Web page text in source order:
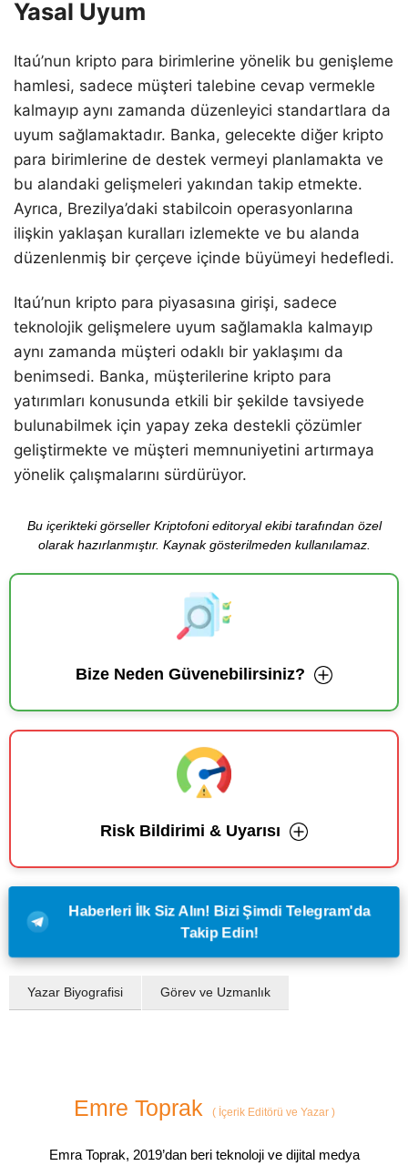
Yasal Uyum
Itaú’nun kripto para birimlerine yönelik bu genişleme
hamlesi, sadece müşteri talebine cevap vermekle
kalmayıp aynı zamanda düzenleyici standartlara da
uyum sağlamaktadır. Banka, gelecekte diğer kripto
para birimlerine de destek vermeyi planlamakta ve
bu alandaki gelişmeleri yakından takip etmekte.
Ayrıca, Brezilya’daki stabilcoin operasyonlarına
ilişkin yaklaşan kuralları izlemekte ve bu alanda
düzenlenmiş bir çerçeve içinde büyümeyi hedefledi.
Itaú’nun kripto para piyasasına girişi, sadece
teknolojik gelişmelere uyum sağlamakla kalmayıp
aynı zamanda müşteri odaklı bir yaklaşımı da
benimsedi. Banka, müşterilerine kripto para
yatırımları konusunda etkili bir şekilde tavsiyede
bulunabilmek için yapay zeka destekli çözümler
geliştirmekte ve müşteri memnuniyetini artırmaya
yönelik çalışmalarını sürdürüyor.
Bu içerikteki görseller Kriptofoni editoryal ekibi tarafından özel
olarak hazırlanmıştır. Kaynak gösterilmeden kullanılamaz.
Bize Neden Güvenebilirsiniz?
Risk Bildirimi & Uyarısı
Haberleri İlk Siz Alın! Bizi Şimdi Telegram'da
Takip Edin!
Yazar Biyografisi Görev ve Uzmanlık
Emre Toprak (İçerik Editörü ve Yazar )
Emra Toprak, 2019’dan beri teknoloji ve dijital medya